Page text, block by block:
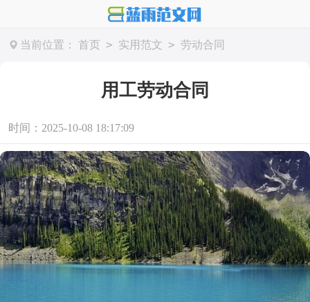
当前位置： 首页 > 实用范文 > 劳动合同
用工劳动合同
时间：2025-10-08 18:17:09